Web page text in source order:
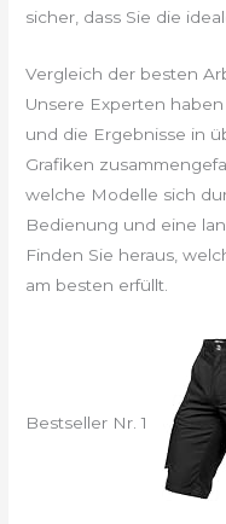
sicher, dass Sie die
Vergleich der besten
Unsere Experten
und die Ergebnisse in
Grafiken
welche Modelle sich
Bedienung und eine
Finden Sie heraus,
am besten erfüllt.
Bestseller Nr. 1